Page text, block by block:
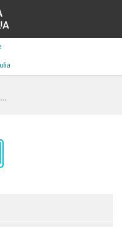
tsic80200n